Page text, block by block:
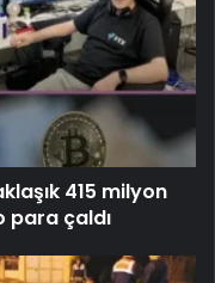
415 milyon
para çaldı